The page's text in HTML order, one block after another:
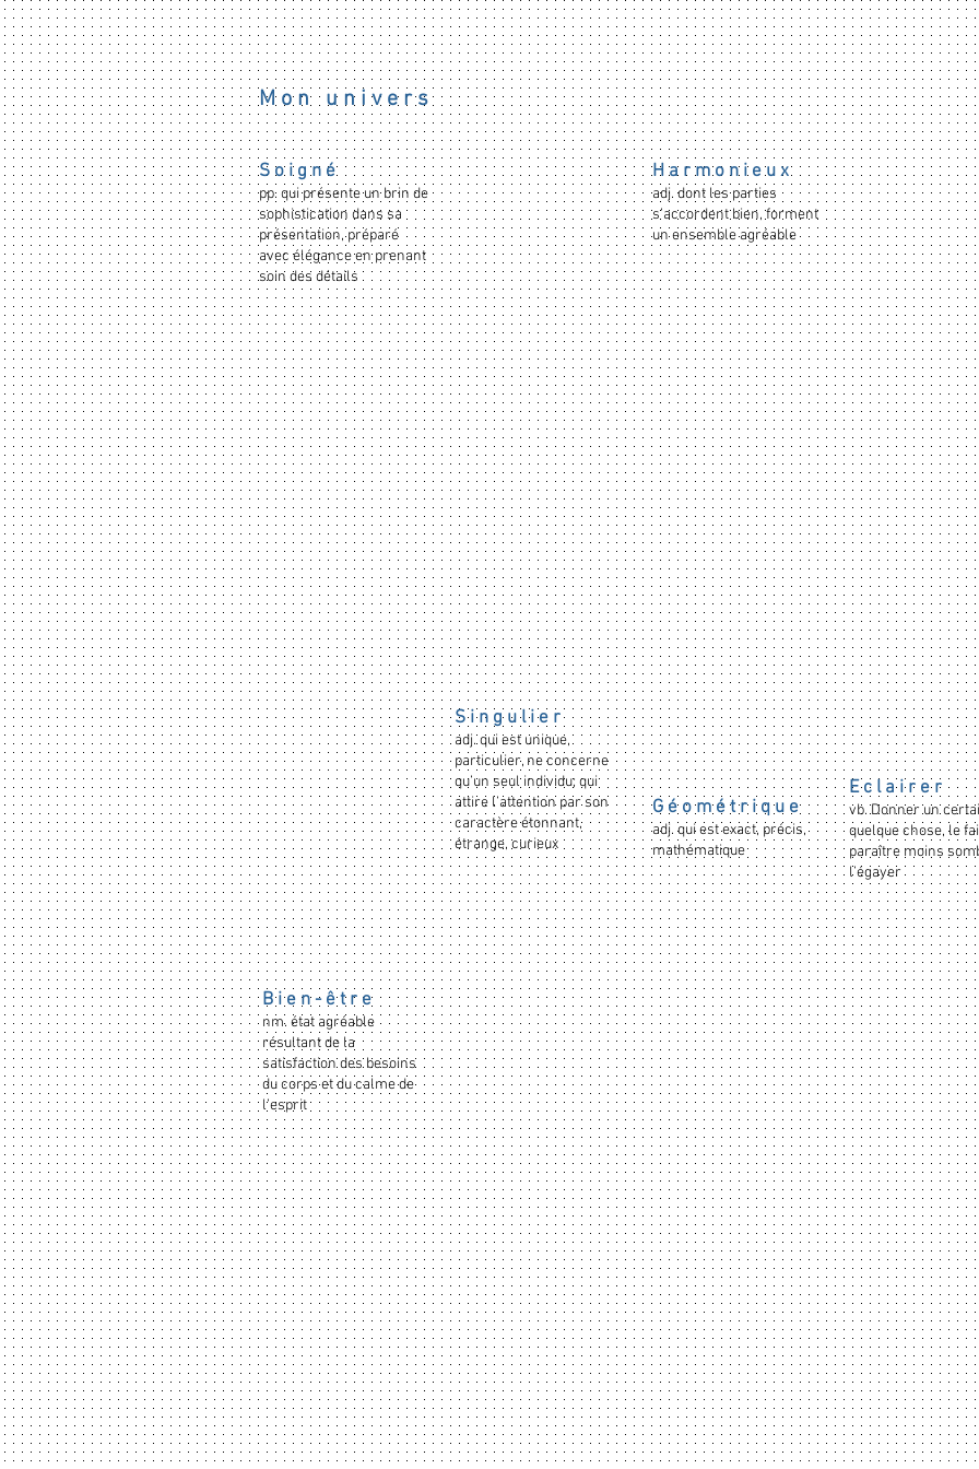
M o n u n i v e r s
G é o m é t r i q u e
adj. qui est exact, précis,
mathématique
E c l a i r e r
vb. Donner un
quelque chose, le
paraître moins
l’égayer
S i n g u l i e r
adj. qui est unique,
particulier, ne concerne
qu’un seul individu; qui
attire l’attention par son
caractère étonnant,
étrange, curieux
B i e n - ê t r e
nm. état agréable
résultant de la
satisfaction des besoins
du corps et du calme de
l’esprit
S o i g n é
pp. qui présente un brin de
sophistication dans sa
présentation, préparé
avec élégance en prenant
soin des détails
H a r m o n i e u x
adj. dont les parties
s’accordent bien, forment
un ensemble agréable